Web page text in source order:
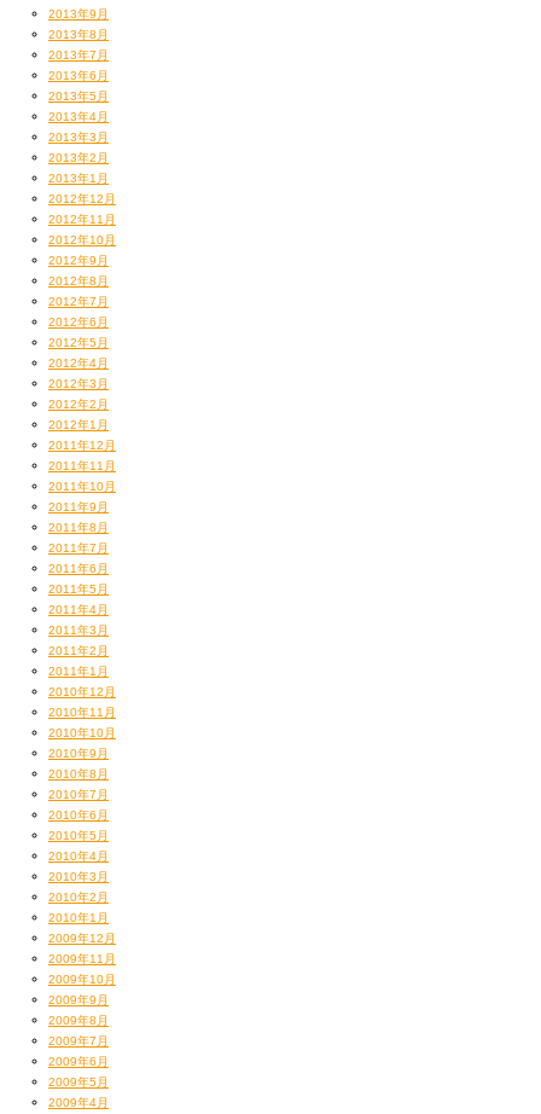
お店のホームページとか調べるのにネットで検索してたら
某グルメサイトで星付きまくってて
なんか胸熱であった。。。
やっぱさあ、一般の方々に支持してもらうのって
どんな職種でも
こだわりのその先にあるPOPさにたどり着かないといけないわけ。
それを達成してるんだからタイガイえらいよね！
誇らしかったし、何より
オレもそんな一杯を生み出したい。
あ、比喩です（笑）
急に頭にタオル巻いて、腕組んだりしませんよー！
また来るねー！
http://www.kokai-retro.com/linki.html
第6位 高崎 居酒屋『だんべ。』
この日はたまたまなのか自ら選んだのか？
我らが事務所、株式会社スタープレイヤーズ主宰、
クマゴロシこと岸祐司シャチョーのお誕生日だったので
みんなでハッピーバースデー歌ってお祝いしたのだった！
岸くーん、本当は自分の誕生日に合わせて
追加公演ファイナル日程組んだんじゃないのー？（疑惑）
なーんて！www
1月って年末の喧騒が終わって、
割とエンターテインメント業界シラケる時期なので
今までずっとお祝いし損ねていたからよかったわー！
オレらあんましバースデー・バッシュだのお誕生日お祝い文化ないんだけど
2013年9月
2013年8月
2013年7月
2013年6月
2013年5月
2013年4月
2013年3月
2013年2月
2013年1月
2012年12月
2012年11月
2012年10月
2012年9月
2012年8月
2012年7月
2012年6月
2012年5月
2012年4月
2012年3月
2012年2月
2012年1月
2011年12月
2011年11月
2011年10月
2011年9月
2011年8月
2011年7月
2011年6月
2011年5月
2011年4月
2011年3月
2011年2月
2011年1月
2010年12月
2010年11月
2010年10月
2010年9月
2010年8月
2010年7月
2010年6月
2010年5月
2010年4月
2010年3月
2010年2月
2010年1月
2009年12月
2009年11月
2009年10月
2009年9月
2009年8月
2009年7月
2009年6月
2009年5月
2009年4月